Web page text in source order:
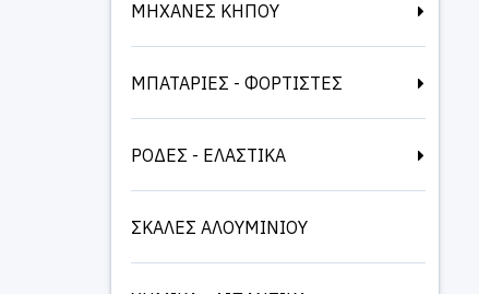
ΜΗΧΑΝΕΣ ΚΗΠΟΥ
ΜΠΑΤΑΡΙΕΣ - ΦΟΡΤΙΣΤΕΣ
ΡΟΔΕΣ - ΕΛΑΣΤΙΚΑ
ΣΚΑΛΕΣ ΑΛΟΥΜΙΝΙΟΥ